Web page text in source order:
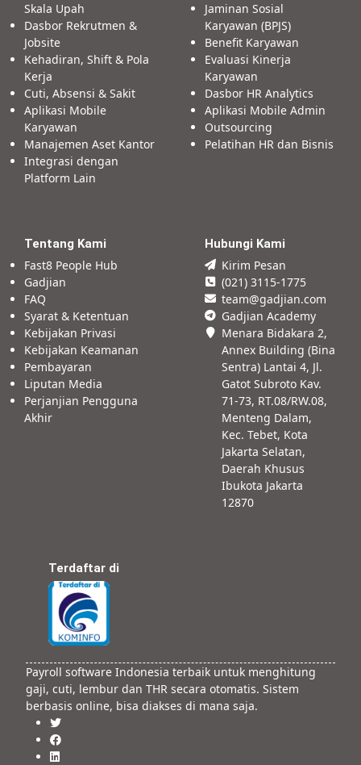
Skala Upah
Dasbor Rekrutmen &
Jobsite
Kehadiran, Shift & Pola
Kerja
Cuti, Absensi & Sakit
Aplikasi Mobile
Karyawan
Manajemen Aset Kantor
Integrasi dengan
Platform Lain
Jaminan Sosial
Karyawan (BPJS)
Benefit Karyawan
Evaluasi Kinerja
Karyawan
Dasbor HR Analytics
Aplikasi Mobile Admin
Outsourcing
Pelatihan HR dan Bisnis
Tentang Kami
Fast8 People Hub
Gadjian
FAQ
Syarat & Ketentuan
Kebijakan Privasi
Kebijakan Keamanan
Pembayaran
Liputan Media
Perjanjian Pengguna
Akhir
Hubungi Kami
Kirim Pesan
(021) 3115-1775
team@gadjian.com
Gadjian Academy
Menara Bidakara 2,
Annex Building (Bina
Sentra) Lantai 4, Jl.
Gatot Subroto Kav.
71-73, RT.08/RW.08,
Menteng Dalam,
Kec. Tebet, Kota
Jakarta Selatan,
Daerah Khusus
Ibukota Jakarta
12870
Terdaftar di
Payroll software Indonesia terbaik untuk menghitung
gaji, cuti, lembur dan THR secara otomatis. Sistem
berbasis online, bisa diakses di mana saja.